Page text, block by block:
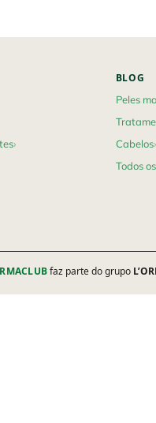
BLOG
Peles
Cabelos
Todos
faz parte do grupo